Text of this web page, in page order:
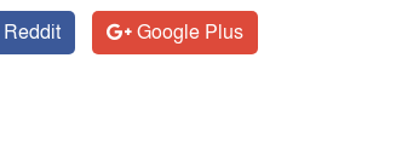
Reddit
Google Plus